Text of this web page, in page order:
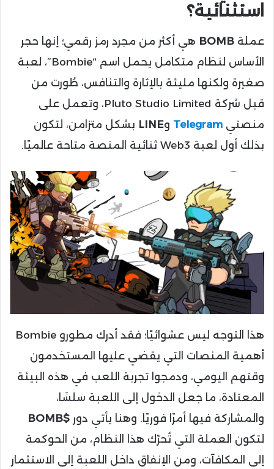
استثنائية؟
عملة BOMB هي أكثر من مجرد رمز رقمي؛ إنها حجر
الأساس لنظام متكامل يحمل اسم “Bombie”، لعبة
صغيرة ولكنها مليئة بالإثارة والتنافس، طُورت من
قبل شركة Pluto Studio Limited، وتعمل على
منصتي Telegram وLINE بشكل متزامن، لتكون
بذلك أول لعبة Web3 ثنائية المنصة متاحة عالميًا.
هذا التوجه ليس عشوائيًا؛ فقد أدرك مطورو Bombie
أهمية المنصات التي يقضي عليها المستخدمون
وقتهم اليومي، ودمجوا تجربة اللعب في هذه البيئة
المعتادة، ما جعل الدخول إلى اللعبة سلسًا،
والمشاركة فيها أمرًا فوريًا. وهنا يأتي دور $BOMB
لتكون العملة التي تُحرّك هذا النظام، من الحوكمة
إلى المكافآت، ومن الإنفاق داخل اللعبة إلى الاستثمار